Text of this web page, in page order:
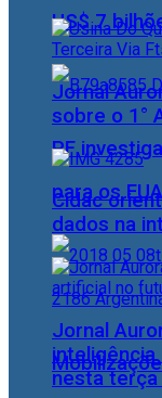
US$ 7
PF
para os EUA
Jornal
sobre o 1°
Cidac
dados na
Jornal
nesta terça